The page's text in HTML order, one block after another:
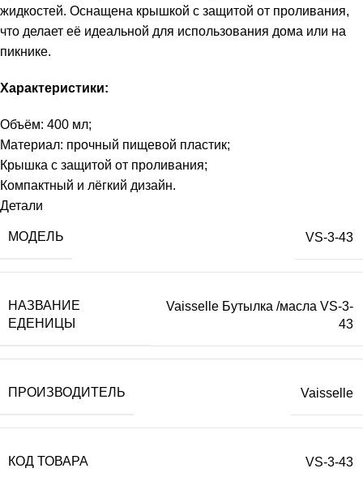
жидкостей. Оснащена крышкой с защитой от проливания,
что делает её идеальной для использования дома или на
пикнике.
Характеристики:
Объём: 400 мл;
Материал: прочный пищевой пластик;
Крышка с защитой от проливания;
Компактный и лёгкий дизайн.
Детали
МОДЕЛЬ VS-3-43
НАЗВАНИЕ
ЕДЕНИЦЫ
Vaisselle Бутылка /масла VS-3-
43
ПРОИЗВОДИТЕЛЬ Vaisselle
КОД ТОВАРА VS-3-43